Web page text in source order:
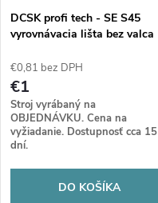
DCSK profi tech - SE S45
vyrovnávacia lišta bez valca
€0,81 bez DPH
€1
Stroj vyrábaný na
OBJEDNÁVKU. Cena na
vyžiadanie. Dostupnosť cca 15
dní.
DO KOŠÍKA